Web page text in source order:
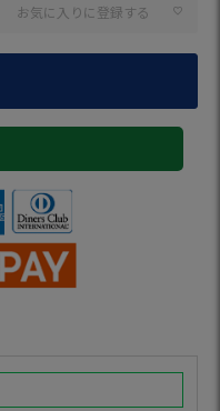
お気に入りに登録する